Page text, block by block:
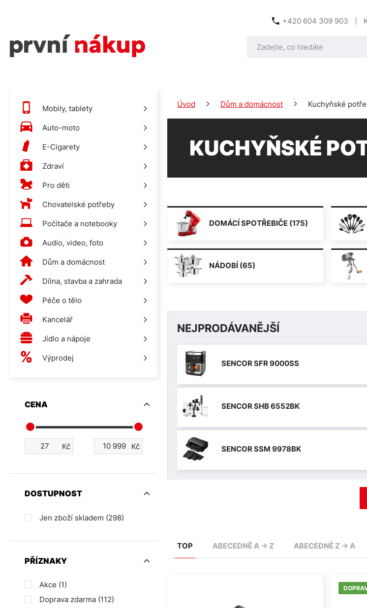
+420 604 309 903
Úvod Dům a domácnost Kuchyňské
KUCHYŇSKÉ
DOMÁCÍ SPOTŘEBIČE (175)
NÁDOBÍ (65)
NEJPRODÁVANĚJŠÍ
SENCOR SFR 9000SS
SENCOR SHB 6552BK
SENCOR SSM 9978BK
TOP ABECEDNĚ A -> Z ABECEDNĚ Z -> A
Mobily, tablety
Auto-moto
E-Cigarety
Zdraví
Pro děti
Chovatelské potřeby
Počítače a notebooky
Audio, video, foto
Dům a domácnost
Dílna, stavba a zahrada
Péče o tělo
Kancelář
Jídlo a nápoje
Výprodej
CENA
Kč Kč
DOSTUPNOST
Jen zboží skladem (298)
PŘÍZNAKY
Akce (1)
Doprava zdarma (112)